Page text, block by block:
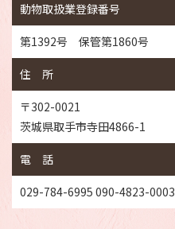
動物取扱業登録番号
第1392号 保管第1860号
住 所
〒302-0021
茨城県取手市寺田4866-1
電 話
029-784-6995 090-4823-0003